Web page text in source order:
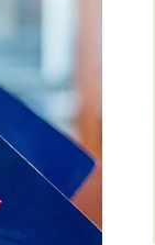
арт-